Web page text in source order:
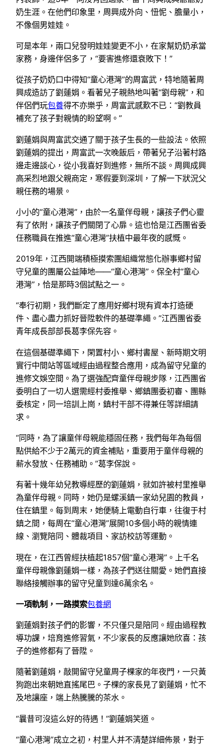
奶生涯。在他們印象里，周興成外向、忸怩、膽量小，
不像個男娃娃。
可是本年，兩口兒發明娃娃變更不小，在家幫奶奶承當
家務，身邊伴侶多了，“要害進修還衰敗下！”
從孩子奶奶口中得知“童心港灣”的周富武，特地隨著周
興成造訪了劉蓮娟。看著兒子親熱地叫著“劉母親”，和
伴侶們玩包養得不亦樂乎，周富武感歎不已：“劉教員
補充了孩子對親情的盼望啊。”
劉蓮娟與周富武交通了關于孩子生長的一些設法。依照
劉蓮娟的提出，周富武一次晚飯后，帶著兒子沿著村路
邊走邊談心，從小我喜好到進修，無所不談。周興成興
高采烈地跟父親商定，寒假要到深圳，了解一下狀況父
親任務的場景。
小小的“童心港灣”，由於一名童伴母親，讓孩子們心靈
有了依附，讓孩子們關閉了心扉。這也恰是江西團省委
任務職員在推進“童心港灣”扶植中最年夜的感慨。
2019年，江西開端積極摸索團組織常態化辦事鄉村留
守兒童的團屬公益陣地——“童心港灣”。保全村“童心
港灣”，恰是那時3個試點之一。
“奉行初期，我們斷定了應用好鄉村現有資本打造硬
件、盡心盡力抓好晉陞軟件的基礎準繩。”江西團省委
青年成長部部長葛李保先容。
在這個基礎準繩下，閑置村小、鄉村書屋、新時期文明
實行中間站等區域經由過程整合應用，成為留守兒童的
進修文娛空間。為了選強配齊童伴母親步隊，江西團省
委明白了一切人選需經村委推舉、鄉鎮團委初審、團縣
委核定，同一培訓上崗，鎮村干部不得兼任等詳細請
求。
“同時，為了讓童伴母親能穩固任務，我們每年為每個
點供給不少于2萬元的資金補貼，重要用于童伴母親的
薪水發放、任務補助。”葛李保說。
有著十幾年幼兒教導經歷的劉蓮娟，就如許被村里推舉
為童伴母親。同時，她仍是螺溪鎮一家幼兒園的教員，
住在鎮里。每到周末，她便騎上電動自行車，往復于村
鎮之間，每周在“童心港灣”展開10多個小時的親情連
線、瀏覽陪同、體裁項目、家訪校訪等運動。
現在，在江西曾經扶植起1857個“童心港灣”。上千名
童伴母親像劉蓮娟一樣，為孩子們送往關愛。她們直接
聯絡接觸辦事的留守兒童到達6萬余名。
一項軌制，一路摸索包養網
劉蓮娟對孩子們的影響，不只僅只是陪同。經由過程教
導功課，培育進修習氣，不少家長的反應讓她欣喜：孩
子的進修都有了晉陞。
隨著劉蓮娟，敲開留守兒童周子棵家的年夜門，一只黃
狗跑出來朝她直搖尾巴。子棵的家長見了劉蓮娟，忙不
及地讓座，端上熱騰騰的茶水。
“曩昔可沒這么好的待遇！”劉蓮娟笑道。
“童心港灣”成立之初，村里人并不清楚詳細佈景，對于